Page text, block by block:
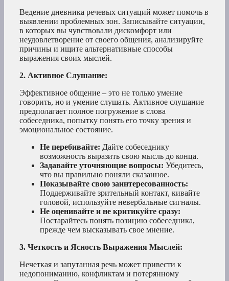
Ведение дневника речевых ситуаций может помочь в
выявлении проблемных зон. Записывайте ситуации,
в которых вы чувствовали дискомфорт или
неудовлетворение от своего общения, анализируйте
причины и ищите альтернативные способы
выражения своих мыслей.
2. Активное Слушание:
Эффективное общение – это не только умение
говорить, но и умение слушать. Активное слушание
предполагает полное погружение в слова
собеседника, попытку понять его точку зрения и
эмоциональное состояние.
Не перебивайте: Дайте собеседнику
возможность выразить свою мысль до конца.
Задавайте уточняющие вопросы: Убедитесь,
что вы правильно поняли сказанное.
Показывайте свою заинтересованность:
Поддерживайте зрительный контакт, кивайте
головой, используйте невербальные сигналы.
Не оценивайте и не критикуйте сразу:
Постарайтесь понять позицию собеседника,
прежде чем высказывать свое мнение.
3. Четкость и Ясность Выражения Мыслей:
Нечеткая и запутанная речь может привести к
недопониманию, конфликтам и потерянному